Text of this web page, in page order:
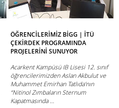
ÖĞRENCİLERİMİZ BİGG | İTÜ
ÇEKİRDEK PROGRAMINDA
PROJELERİNİ SUNUYOR
Acarkent Kampüsü IB Lisesi 12. sınıf
öğrencilerimizden Aslan Akbulut ve
Muhammet Emirhan Tatlıda’nın
“Nitinol Zımbaların Sternum
Kapatmasında ...